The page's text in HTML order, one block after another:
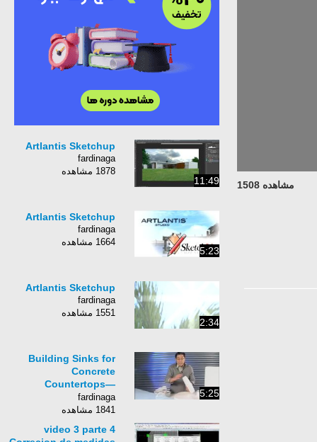
مشاهده 1508 11:49
Artlantis Sketchup
fardinaga
1878 مشاهده
5:23
Artlantis Sketchup
fardinaga
1664 مشاهده
2:34
Artlantis Sketchup
fardinaga
1551 مشاهده
5:25
Building Sinks for
Concrete
Countertops—
ConcreteNetwork.com
fardinaga
1841 مشاهده
video 3 parte 4